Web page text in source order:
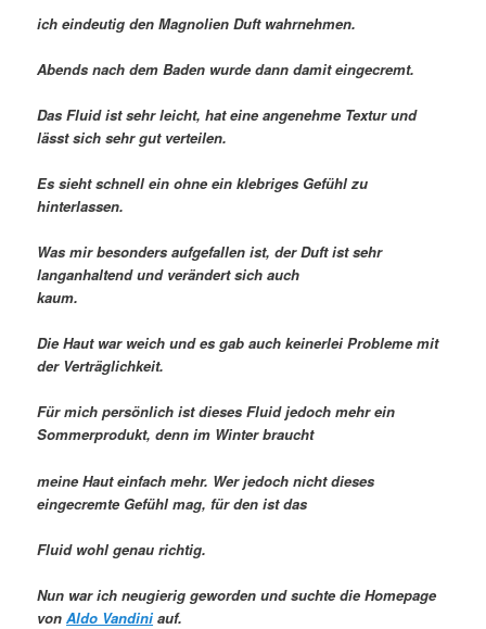
ich eindeutig den Magnolien Duft wahrnehmen.
Abends nach dem Baden wurde dann damit eingecremt.
Das Fluid ist sehr leicht, hat eine angenehme Textur und
lässt sich sehr gut verteilen.
Es sieht schnell ein ohne ein klebriges Gefühl zu
hinterlassen.
Was mir besonders aufgefallen ist, der Duft ist sehr
langanhaltend und verändert sich auch
kaum.
Die Haut war weich und es gab auch keinerlei Probleme mit
der Verträglichkeit.
Für mich persönlich ist dieses Fluid jedoch mehr ein
Sommerprodukt, denn im Winter braucht
meine Haut einfach mehr. Wer jedoch nicht dieses
eingecremte Gefühl mag, für den ist das
Fluid wohl genau richtig.
Nun war ich neugierig geworden und suchte die Homepage
vonAldo Vandini auf.